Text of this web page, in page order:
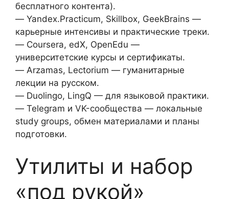
бесплатного контента).
— Yandex.Practicum, Skillbox, GeekBrains —
карьерные интенсивы и практические треки.
— Coursera, edX, OpenEdu —
университетские курсы и сертификаты.
— Arzamas, Lectorium — гуманитарные
лекции на русском.
— Duolingo, LingQ — для языковой практики.
— Telegram и VK-сообщества — локальные
study groups, обмен материалами и планы
подготовки.
Утилиты и набор
«под рукой»